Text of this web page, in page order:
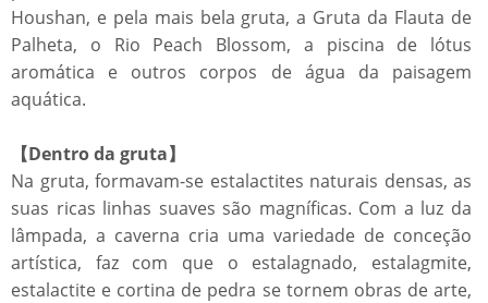
Houshan, e pela mais bela gruta, a Gruta da Flauta de
Palheta, o Rio Peach Blossom, a piscina de lótus
aromática e outros corpos de água da paisagem
aquática.
【Dentro da gruta】
Na gruta, formavam-se estalactites naturais densas, as
suas ricas linhas suaves são magníficas. Com a luz da
lâmpada, a caverna cria uma variedade de conceção
artística, faz com que o estalagnado, estalagmite,
estalactite e cortina de pedra se tornem obras de arte,